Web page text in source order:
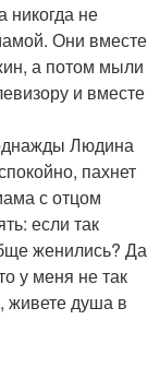
никогда не
Они вместе
а потом мыли
и вместе
Людина
пахнет
с отцом
если так
женились? Да
у меня не так
живете душа в